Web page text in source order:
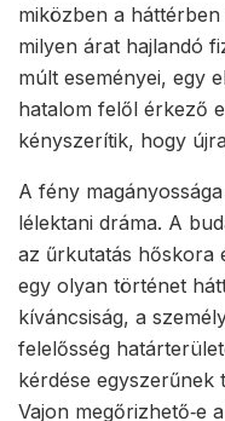
miközben a
milyen árat hajlandó
múlt eseményei, egy
hatalom felől érkező
kényszerítik, hogy
A fény
lélektani dráma. A
az űrkutatás hőskora
egy olyan történet
kíváncsiság, a
felelősség
kérdése egyszerűnek
Vajon megőrizhető‑e